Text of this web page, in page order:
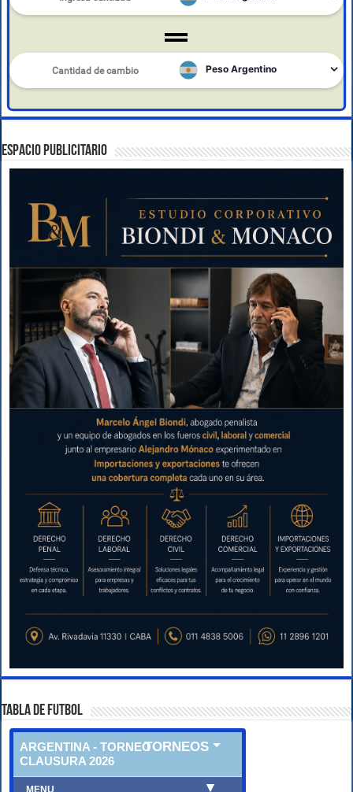
ESPACIO PUBLICITARIO
TABLA DE FUTBOL